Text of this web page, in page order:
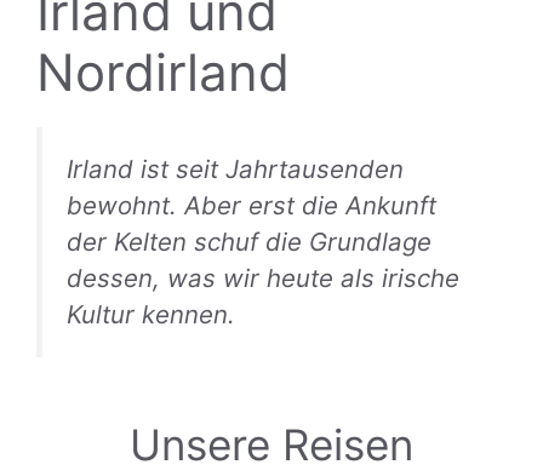
Nordirland
Irland ist seit Jahrtausenden
bewohnt. Aber erst die Ankunft
der Kelten schuf die Grundlage
dessen, was wir heute als irische
Kultur kennen.
Unsere Reisen